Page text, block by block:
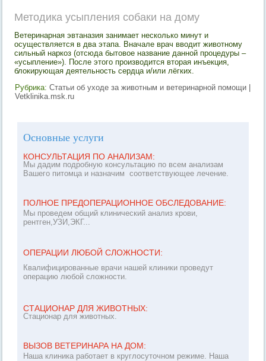
Методика усыпления собаки на дому
Ветеринарная эвтаназия занимает несколько минут и
осуществляется в два этапа. Вначале врач вводит животному
сильный наркоз (отсюда бытовое название данной процедуры –
«усыпление»). После этого производится вторая инъекция,
блокирующая деятельность сердца и/или лёгких.
Рубрика: Статьи об уходе за животным и ветеринарной помощи |
Vetklinika.msk.ru
Основные услуги
КОНСУЛЬТАЦИЯ ПО АНАЛИЗАМ:
Мы дадим подробную консультацию по всем анализам
Вашего питомца и назначим соответствующее лечение.
ПОЛНОЕ ПРЕДОПЕРАЦИОННОЕ ОБСЛЕДОВАНИЕ:
Мы проведем общий клинический анализ крови,
рентген,УЗИ,ЭКГ...
ОПЕРАЦИИ ЛЮБОЙ СЛОЖНОСТИ:
Квалифицированные врачи нашей клиники проведут
операцию любой сложности.
СТАЦИОНАР ДЛЯ ЖИВОТНЫХ:
Стационар для животных.
ВЫЗОВ ВЕТЕРИНАРА НА ДОМ:
Наша клиника работает в круглосуточном режиме. Наша